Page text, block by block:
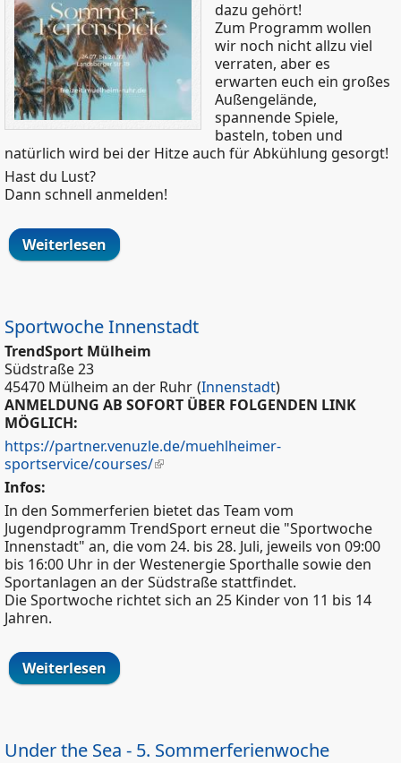
dazu gehört!
Zum Programm wollen
wir noch nicht allzu viel
verraten, aber es
erwarten euch ein großes
Außengelände,
spannende Spiele,
basteln, toben und
natürlich wird bei der Hitze auch für Abkühlung gesorgt!
Hast du Lust?
Dann schnell anmelden!
Weiterlesen über Sommerferienspiele der Stadt
Mülheim - 5. Woche
Sportwoche Innenstadt
TrendSport Mülheim
Südstraße 23
45470 Mülheim an der Ruhr (Innenstadt)
ANMELDUNG AB SOFORT ÜBER FOLGENDEN LINK
MÖGLICH:
https://partner.venuzle.de/muehlheimer-
sportservice/courses/
Infos:
In den Sommerferien bietet das Team vom
Jugendprogramm TrendSport erneut die "Sportwoche
Innenstadt" an, die vom 24. bis 28. Juli, jeweils von 09:00
bis 16:00 Uhr in der Westenergie Sporthalle sowie den
Sportanlagen an der Südstraße stattfindet.
Die Sportwoche richtet sich an 25 Kinder von 11 bis 14
Jahren.
Weiterlesen über Sportwoche Innenstadt
Under the Sea - 5. Sommerferienwoche